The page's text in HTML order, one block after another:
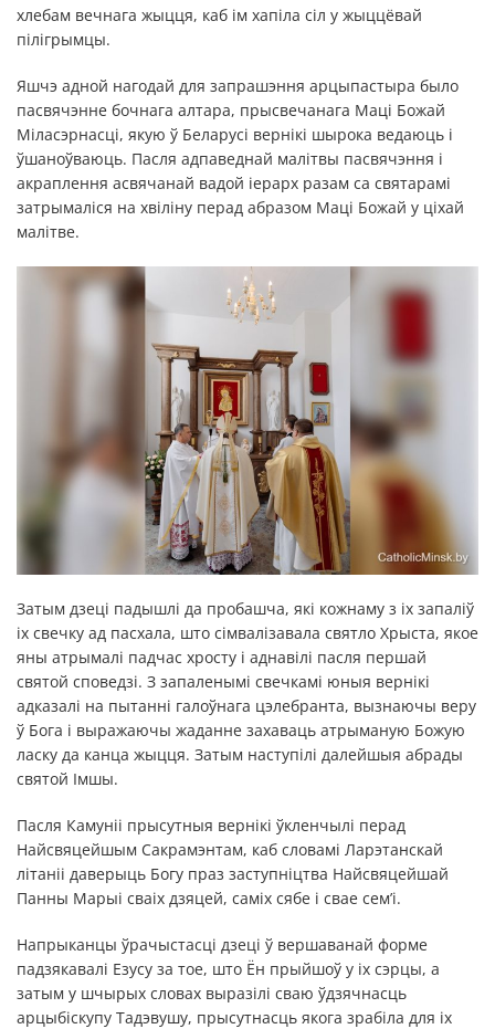
хлебам вечнага жыцця, каб ім хапіла сіл у жыццёвай
пілігрымцы.
Яшчэ адной нагодай для запрашэння арцыпастыра было
пасвячэнне бочнага алтара, прысвечанага Маці Божай
Міласэрнасці, якую ў Беларусі вернікі шырока ведаюць і
ўшаноўваюць. Пасля адпаведнай малітвы пасвячэння і
акраплення асвячанай вадой іерарх разам са святарамі
затрымаліся на хвіліну перад абразом Маці Божай у ціхай
малітве.
Затым дзеці падышлі да пробашча, які кожнаму з іх запаліў
іх свечку ад пасхала, што сімвалізавала святло Хрыста, якое
яны атрымалі падчас хросту і аднавілі пасля першай
святой споведзі. З запаленымі свечкамі юныя вернікі
адказалі на пытанні галоўнага цэлебранта, вызнаючы веру
ў Бога і выражаючы жаданне захаваць атрыманую Божую
ласку да канца жыцця. Затым наступілі далейшыя абрады
святой Імшы.
Пасля Камуніі прысутныя вернікі ўкленчылі перад
Найсвяцейшым Сакрамэнтам, каб словамі Ларэтанскай
літаніі даверыць Богу праз заступніцтва Найсвяцейшай
Панны Марыі сваіх дзяцей, саміх сябе і свае сем’і.
Напрыканцы ўрачыстасці дзеці ў вершаванай форме
падзякавалі Езусу за тое, што Ён прыйшоў у іх сэрцы, а
затым у шчырых словах выразілі сваю ўдзячнасць
арцыбіскупу Тадэвушу, прысутнасць якога зрабіла для іх